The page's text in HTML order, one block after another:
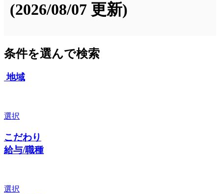
(2026/08/07 更新)
条件を選んで検索
地域
選択
こだわり
給与/職種
選択